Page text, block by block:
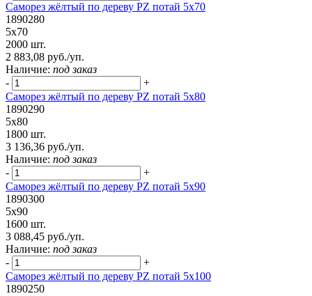
Саморез жёлтый по дереву PZ потай 5х70
1890280
5х70
2000 шт.
2 883,08 руб./уп.
Наличие: под заказ
-
+
Саморез жёлтый по дереву PZ потай 5х80
1890290
5х80
1800 шт.
3 136,36 руб./уп.
Наличие: под заказ
-
+
Саморез жёлтый по дереву PZ потай 5х90
1890300
5х90
1600 шт.
3 088,45 руб./уп.
Наличие: под заказ
-
+
Саморез жёлтый по дереву PZ потай 5х100
1890250